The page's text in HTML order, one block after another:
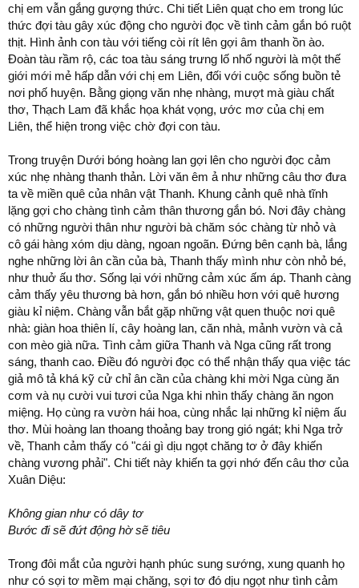
chị em vẫn gắng gượng thức. Chi tiết Liên quạt cho em trong lúc
thức đợi tàu gây xúc động cho người đọc về tình cảm gắn bó ruột
thịt. Hình ảnh con tàu với tiếng còi rít lên gợi âm thanh ồn ào.
Đoàn tàu rầm rộ, các toa tàu sáng trưng lố nhố người là một thế
giới mới mẻ hấp dẫn với chị em Liên, đối với cuộc sống buồn tẻ
nơi phố huyện. Bằng giọng văn nhẹ nhàng, mượt mà giàu chất
thơ, Thạch Lam đã khắc họa khát vọng, ước mơ của chị em
Liên, thể hiện trong việc chờ đợi con tàu.
Trong truyện Dưới bóng hoàng lan gợi lên cho người đọc cảm
xúc nhẹ nhàng thanh thản. Lời văn êm ả như những câu thơ đưa
ta về miền quê của nhân vật Thanh. Khung cảnh quê nhà tĩnh
lặng gợi cho chàng tình cảm thân thương gắn bó. Nơi đây chàng
có những người thân như người bà chăm sóc chàng từ nhỏ và
cô gái hàng xóm dịu dàng, ngoan ngoãn. Đứng bên cạnh bà, lắng
nghe những lời ân cần của bà, Thanh thấy mình như còn nhỏ bé,
như thuở ấu thơ. Sống lại với những cảm xúc ấm áp. Thanh càng
cảm thấy yêu thương bà hơn, gắn bó nhiều hơn với quê hương
giàu kỉ niệm. Chàng vẫn bắt gặp những vật quen thuộc nơi quê
nhà: giàn hoa thiên lí, cây hoàng lan, căn nhà, mảnh vườn và cả
con mèo già nữa. Tình cảm giữa Thanh và Nga cũng rất trong
sáng, thanh cao. Điều đó người đọc có thể nhận thấy qua việc tác
giả mô tả khá kỹ cử chỉ ân cần của chàng khi mời Nga cùng ăn
cơm và nụ cười vui tươi của Nga khi nhìn thấy chàng ăn ngon
miệng. Họ cùng ra vườn hái hoa, cùng nhắc lại những kỉ niệm ấu
thơ. Mùi hoàng lan thoang thoảng bay trong gió ngát; khi Nga trở
về, Thanh cảm thấy có "cái gì dịu ngọt chăng tơ ở đây khiến
chàng vương phải". Chi tiết này khiến ta gợi nhớ đến câu thơ của
Xuân Diệu:
Không gian như có dây tơ
Bước đi sẽ đứt động hờ sẽ tiêu
Trong đôi mắt của người hạnh phúc sung sướng, xung quanh họ
như có sợi tơ mềm mại chăng, sợi tơ đó dịu ngọt như tình cảm